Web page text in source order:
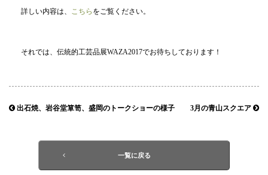
詳しい内容は、 こちら をご覧ください。
それでは、伝統的工芸品展WAZA2017でお待ちしております！
出石焼、岩谷堂箪笥、盛岡のトークショーの様子 3月の青山スクエア
一覧に戻る